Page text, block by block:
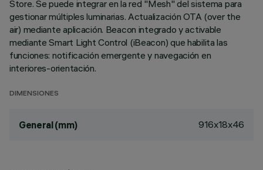
Store. Se puede integrar en la red "Mesh" del sistema para
gestionar múltiples luminarias. Actualización OTA (over the
air) mediante aplicación. Beacon integrado y activable
mediante Smart Light Control (iBeacon) que habilita las
funciones: notificación emergente y navegación en
interiores-orientación.
DIMENSIONES
General (mm) 916x18x46